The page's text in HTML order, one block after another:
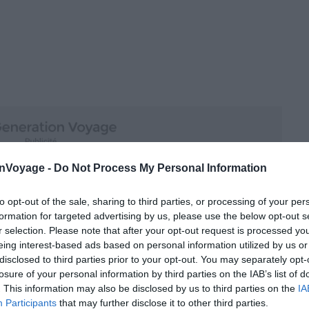
- Do Not Process My Personal Information
opt-out of the sale, sharing to third parties, or processing of your
for targeted advertising by us, please use the below opt-out
selection. Please note that after your opt-out request is processed
interest-based ads based on personal information utilized by us
to third parties prior to your opt-out. You may separately
of your personal information by third parties on the IAB’s list of
This information may also be disclosed by us to third parties on the
Participants that may further disclose it to other third parties.
à l’aéroport de Paris – Orly
pour garer votre voiture près de l’aéroport de
En effet, il existe une multitude de parkings pas chers
vous pouvez laisser votre véhicule le temps de